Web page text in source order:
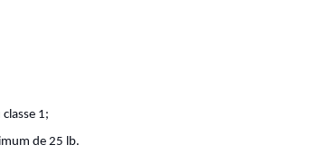
1;
de 25 lb.